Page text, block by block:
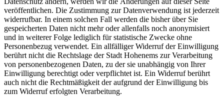
veröffentlichen. Die Zustimmung zur Datenverwendung ist jederzeit
widerrufbar. In einem solchen Fall werden die bisher über Sie
gespeicherten Daten nicht mehr oder allenfalls noch anonymisiert
und in weiterer Folge lediglich für statistische Zwecke ohne
Personenbezug verwendet. Ein allfälliger Widerruf der Einwilligung
berührt nicht die Rechtslage der Stadt Hohenems zur Verarbeitung
von personenbezogenen Daten, zu der sie unabhängig von Ihrer
Einwilligung berechtigt oder verpflichtet ist. Ein Widerruf berührt
auch nicht die Rechtmäßigkeit der aufgrund der Einwilligung bis
zum Widerruf erfolgten Verarbeitung.